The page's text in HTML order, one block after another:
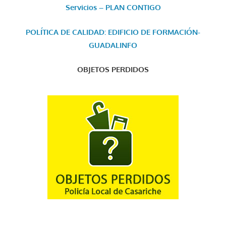
Servicios – PLAN CONTIGO
POLÍTICA DE CALIDAD: EDIFICIO DE FORMACIÓN-
GUADALINFO
OBJETOS PERDIDOS